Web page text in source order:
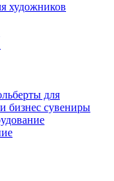
художников
для
бизнес сувениры